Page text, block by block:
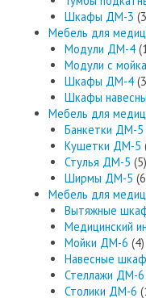
Шкафы ДМ-3
Мебель для
Модули ДМ-4
Модули с
Шкафы ДМ-4
Шкафы
Мебель для
Банкетки ДМ-5
Кушетки ДМ-5
Стулья ДМ-5 (5)
Ширмы ДМ-5
Мебель для
Вытяжные
Медицинский
Мойки ДМ-6 (4)
Навесные
Стеллажи ДМ-6
Столики ДМ-6